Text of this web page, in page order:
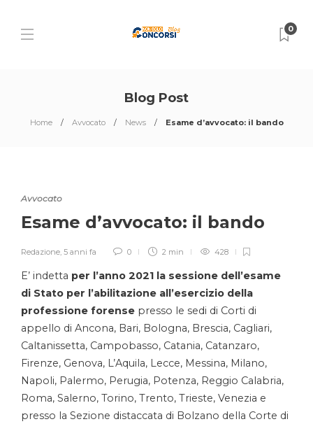
0
Blog Post
Home Avvocato News Esame d’avvocato: il bando
Avvocato
Esame d’avvocato: il bando
Redazione, 5 anni fa 0 2 min 428
E’ indetta per l’anno 2021 la sessione dell’esame
di Stato per l’abilitazione all’esercizio della
professione forense presso le sedi di Corti di
appello di Ancona, Bari, Bologna, Brescia, Cagliari,
Caltanissetta, Campobasso, Catania, Catanzaro,
Firenze, Genova, L’Aquila, Lecce, Messina, Milano,
Napoli, Palermo, Perugia, Potenza, Reggio Calabria,
Roma, Salerno, Torino, Trento, Trieste, Venezia e
presso la Sezione distaccata di Bolzano della Corte di